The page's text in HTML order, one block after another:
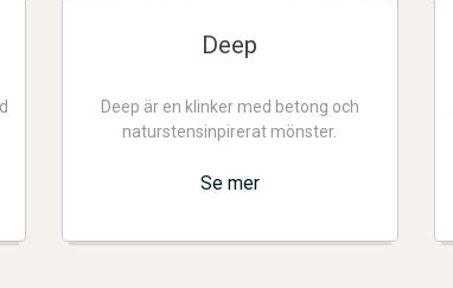
Deep
Deep är en klinker med betong och
naturstensinpirerat mönster.
Se mer